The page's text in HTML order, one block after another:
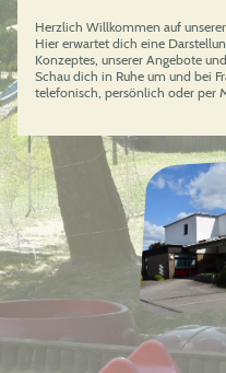
Herzlich Willkommen auf
Hier erwartet dich eine
Konzeptes, unserer Angebote
Schau dich in Ruhe um und bei
telefonisch, persönlich oder per